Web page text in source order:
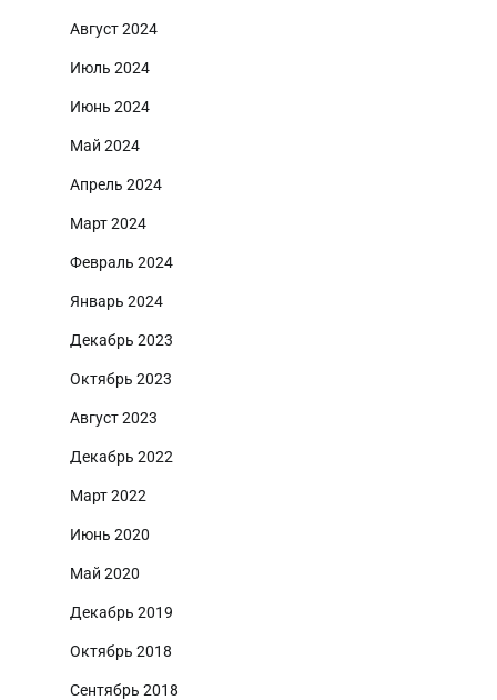
Август 2024
Июль 2024
Июнь 2024
Май 2024
Апрель 2024
Март 2024
Февраль 2024
Январь 2024
Декабрь 2023
Октябрь 2023
Август 2023
Декабрь 2022
Март 2022
Июнь 2020
Май 2020
Декабрь 2019
Октябрь 2018
Сентябрь 2018